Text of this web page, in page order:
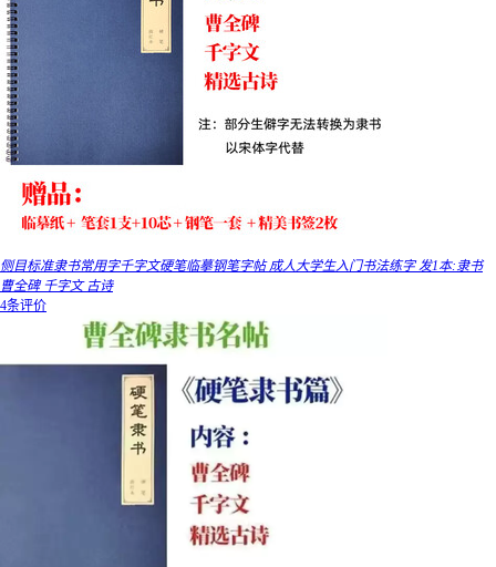
侧目标准隶书常用字千字文硬笔临摹钢笔字帖 成人大学生入门书法练字 发1本:隶书
曹全碑 千字文 古诗
4条评价